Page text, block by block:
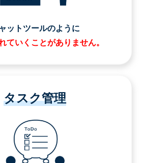
ットツールのように
ていくことがありません。
タスク管理